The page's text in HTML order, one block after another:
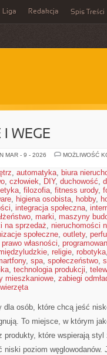
Liga Redakcja Spis Treści
WEGE
MAR - 9 - 2026
MOŻLIWOŚĆ
, automatyka, biura
, człowiek, DIY, duchowość,
etyka, filozofia, fitness urody,
, higiena osobista, hobby,
, integracja społeczna,
, marki, maszyny
na sprzedaż, nieruchomości
społeczne, outlety,
prawo własności,
, religie, robotyka
, spa, społeczeństwo,
, technologia produkcji,
mieszkaniowe, zabiegi
osób, które chcą jeść
To miejsce, w którym
produkty, które wspierają
niski poziom